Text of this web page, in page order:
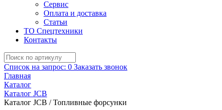
Сервис
Оплата и доставка
Статьи
ТО Спецтехники
Контакты
Список на запрос: 0 Заказать звонок
Главная
Каталог
Каталог JCB
Каталог JCB / Топливные форсунки